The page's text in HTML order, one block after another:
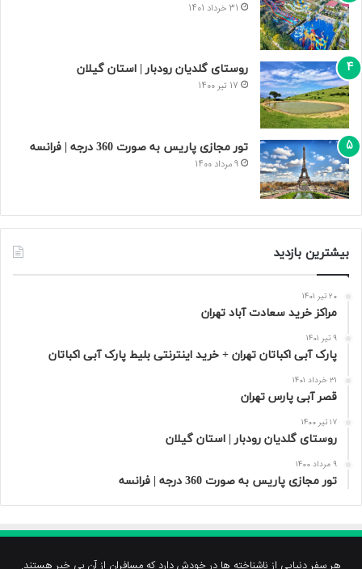
31 خرداد 1401
روستای گلدیان رودبار | استان گیلان
17 تیر 1400
تور مجازی پاریس به صورت 360 درجه | فرانسه
9 مرداد 1400
بیشترین بازدید
20 تیر 1401
مراکز خرید سعادت‌ آباد تهران
9 تیر 1401
پارک آبی اکباتان تهران + خرید اینترنتی بلیط پارک آبی اکباتان
31 خرداد 1401
قصر آبی پارس تهران
17 تیر 1400
روستای گلدیان رودبار | استان گیلان
9 مرداد 1400
تور مجازی پاریس به صورت 360 درجه | فرانسه